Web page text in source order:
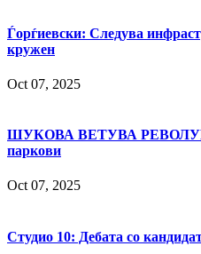
Ѓорѓиевски: Следува
кружен
Oct 07, 2025
ШУКОВА ВЕТУВА
паркови
Oct 07, 2025
Студио 10: Дебата со